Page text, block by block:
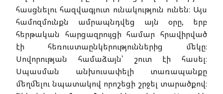
հասցնելու հազվագյուտ ունակություն ունեն։ Այս
համոզմունքն ամրապնդվեց այն օրը, երբ
հերթական հարցազրույցի համար հրավիրված
էի հեռուստաընկերություններից մեկը։
Սովորության համաձայն՝ շուտ էի հասել։
Սպասման անխուսափելի տառապանքը
մեղմելու նպատակով որոշեցի շրջել տարածքով։